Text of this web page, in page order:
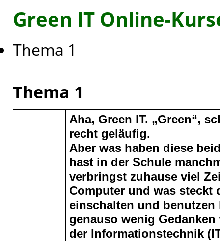
Green IT Online-
Thema 1
Thema 1
Aha, Green IT. „Green“,
recht geläufig.
Aber was haben diese
hast in der Schule
verbringst zuhause viel
Computer und was steckt
einschalten und
genauso wenig
der Informationstechnik